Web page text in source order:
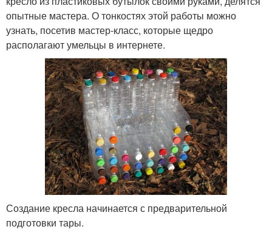
опытные мастера. О тонкостях этой работы можно
узнать, посетив мастер-класс, которые щедро
располагают умельцы в интернете.
Создание кресла начинается с предварительной
подготовки тары.